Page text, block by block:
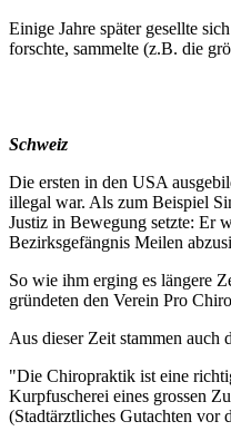
Einige Jahre später gesellte
forschte, sammelte (z.B. die
Schweiz
Die ersten in den USA
illegal war. Als zum Beispiel
Justiz in Bewegung setzte: Er
Bezirksgefängnis Meilen
So wie ihm erging es längere
gründeten den Verein Pro
Aus dieser Zeit stammen auch
"Die Chiropraktik ist eine
Kurpfuscherei eines grossen
(Stadtärztliches Gutachten vor